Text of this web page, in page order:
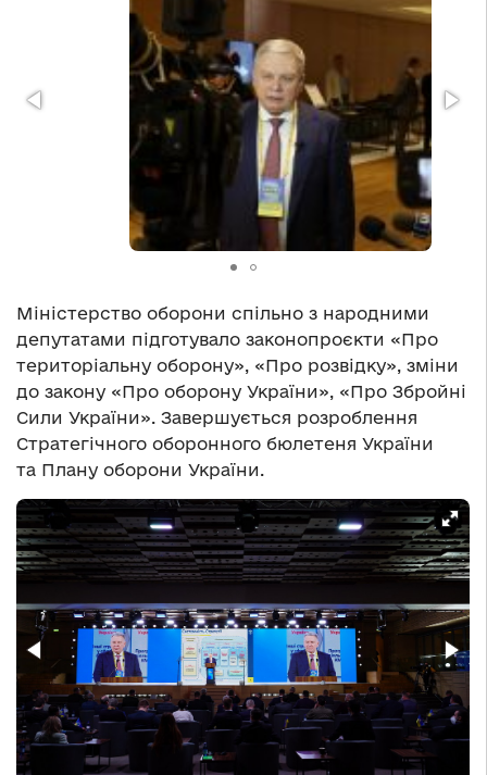
Міністерство оборони спільно з народними
депутатами підготувало законопроєкти «Про
територіальну оборону», «Про розвідку», зміни
до закону «Про оборону України», «Про Збройні
Сили України». Завершується розроблення
Стратегічного оборонного бюлетеня України
та Плану оборони України.